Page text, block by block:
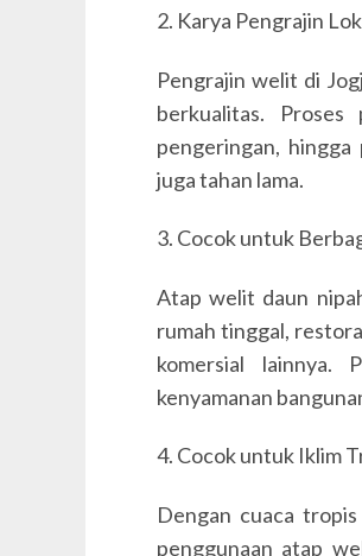
2. Karya Pengrajin
Pengrajin welit di
berkualitas.
pengeringan,
juga tahan lama.
3. Cocok untuk
Atap welit daun
rumah tinggal,
komersial lainnya.
kenyamanan
4. Cocok untuk Iklim
Dengan cuaca
penggunaan atap